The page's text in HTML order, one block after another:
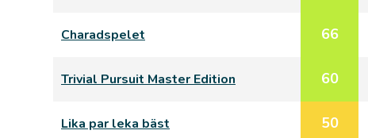
Charadspelet 66
Trivial Pursuit Master Edition 60
Lika par leka bäst 50